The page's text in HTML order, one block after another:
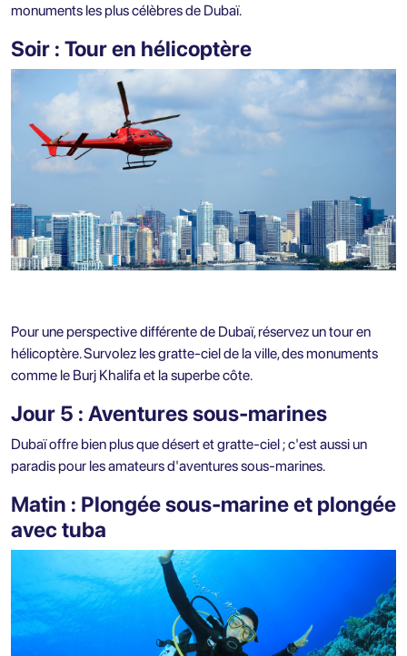
monuments les plus célèbres de Dubaï.
Soir : Tour en hélicoptère
Pour une perspective différente de Dubaï, réservez un tour en
hélicoptère. Survolez les gratte-ciel de la ville, des monuments
comme le Burj Khalifa et la superbe côte.
Jour 5 : Aventures sous-marines
Dubaï offre bien plus que désert et gratte-ciel ; c'est aussi un
paradis pour les amateurs d'aventures sous-marines.
Matin : Plongée sous-marine et plongée
avec tuba